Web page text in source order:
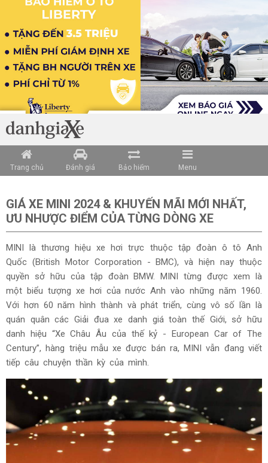
Trang chủ Đánh giá Bảo hiểm Menu
GIÁ XE MINI 2024 & KHUYẾN MÃI MỚI NHẤT,
ƯU NHƯỢC ĐIỂM CỦA TỪNG DÒNG XE
MINI là thương hiệu xe hơi trực thuộc tập đoàn ô tô Anh
Quốc (British Motor Corporation - BMC), và hiện nay thuộc
quyền sở hữu của tập đoàn BMW. MINI từng được xem là
một biểu tượng xe hơi của nước Anh vào những năm 1960.
Với hơn 60 năm hình thành và phát triển, cùng vô số lần là
quán quân các Giải đua xe danh giá toàn thế Giới, sở hữu
danh hiệu “Xe Châu Âu của thế kỷ - European Car of The
Century”, hàng triệu mẫu xe được bán ra, MINI vẫn đang viết
tiếp câu chuyện thần kỳ của mình.
Loading data ...